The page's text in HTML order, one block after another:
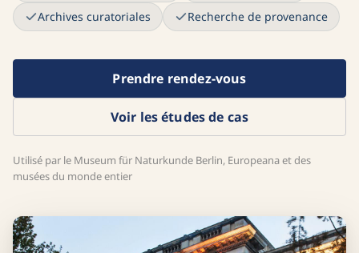
Archives curatoriales
Recherche de provenance
Prendre rendez-vous
Voir les études de cas
Utilisé par le Museum für Naturkunde Berlin, Europeana et des
musées du monde entier